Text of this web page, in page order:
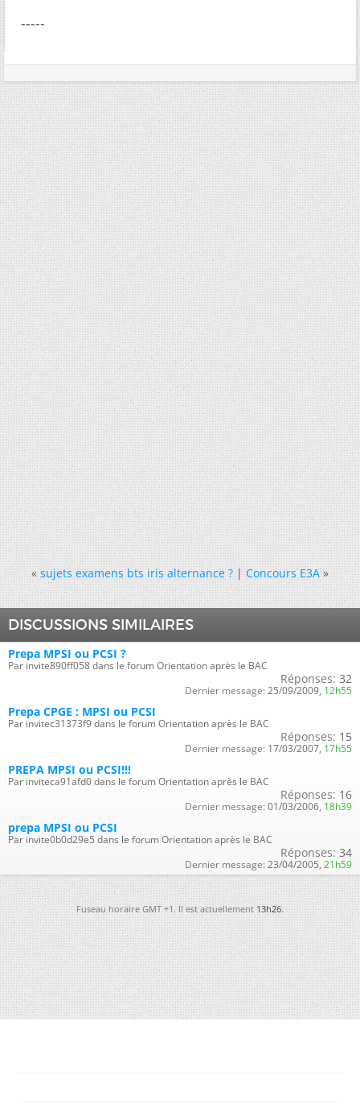
-----
« sujets examens bts iris alternance ?|Concours E3A »
DISCUSSIONS SIMILAIRES
Prepa MPSI ou PCSI ?
Par invite890ff058 dans le forum Orientation après le BAC
Réponses: 32
Dernier message: 25/09/2009, 12h55
Prepa CPGE : MPSI ou PCSI
Par invitec31373f9 dans le forum Orientation après le BAC
Réponses: 15
Dernier message: 17/03/2007, 17h55
PREPA MPSI ou PCSI!!!
Par inviteca91afd0 dans le forum Orientation après le BAC
Réponses: 16
Dernier message: 01/03/2006, 18h39
prepa MPSI ou PCSI
Par invite0b0d29e5 dans le forum Orientation après le BAC
Réponses: 34
Dernier message: 23/04/2005, 21h59
Fuseau horaire GMT +1. Il est actuellement 13h26.